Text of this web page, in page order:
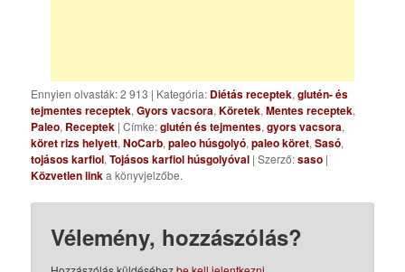
Ennyien olvasták: 2 913 | Kategória: Diétás receptek,glutén- és
tejmentes receptek,Gyors vacsora,Köretek,Mentes receptek,
Paleo, Receptek | Címke:glutén és tejmentes,gyors vacsora,
köret rizs helyett,NoCarb,paleo húsgolyó,paleo köret,Sasó,
tojásos karfiol,Tojásos karfiol húsgolyóval | Szerző:saso |
Közvetlen linka könyvjelzőbe.
Vélemény, hozzászólás?